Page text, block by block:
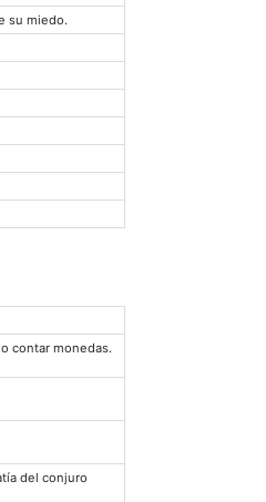
su miedo.
contar monedas.
del conjuro